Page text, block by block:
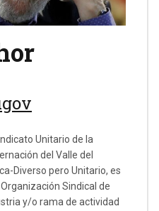
Unitario de la
del Valle del
Diverso pero Unitario, es
Sindical de
y/o rama de actividad